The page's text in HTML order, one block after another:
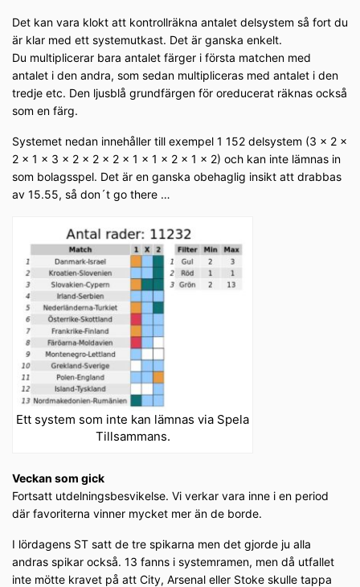
Det kan vara klokt att kontrollräkna antalet delsystem så fort du
är klar med ett systemutkast. Det är ganska enkelt.
Du multiplicerar bara antalet färger i första matchen med
antalet i den andra, som sedan multipliceras med antalet i den
tredje etc. Den ljusblå grundfärgen för oreducerat räknas också
som en färg.
Systemet nedan innehåller till exempel 1 152 delsystem (3 x 2 x
2 x 1 x 3 x 2 x 2 x 2 x 1 x 1 x 2 x 1 x 2) och kan inte lämnas in
som bolagsspel. Det är en ganska obehaglig insikt att drabbas
av 15.55, så don´t go there …
Ett system som inte kan lämnas via Spela
Tillsammans.
Veckan som gick
Fortsatt utdelningsbesvikelse. Vi verkar vara inne i en period
där favoriterna vinner mycket mer än de borde.
I lördagens ST satt de tre spikarna men det gjorde ju alla
andras spikar också. 13 fanns i systemramen, men då utfallet
inte mötte kravet på att City, Arsenal eller Stoke skulle tappa